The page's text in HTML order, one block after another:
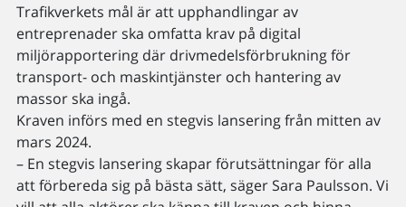
Trafikverkets mål är att upphandlingar av
entreprenader ska omfatta krav på digital
miljörapportering där drivmedelsförbrukning för
transport- och maskintjänster och hantering av
massor ska ingå.
Kraven införs med en stegvis lansering från mitten av
mars 2024.
– En stegvis lansering skapar förutsättningar för alla
att förbereda sig på bästa sätt, säger Sara Paulsson. Vi